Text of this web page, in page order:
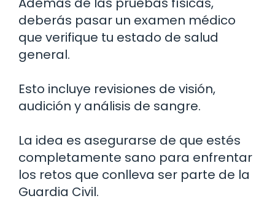
deberás pasar un examen médico
que verifique tu estado de salud
general.
Esto incluye revisiones de visión,
audición y análisis de sangre.
La idea es asegurarse de que estés
completamente sano para enfrentar
los retos que conlleva ser parte de la
Guardia Civil.